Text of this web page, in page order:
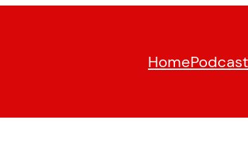
HomePodcast